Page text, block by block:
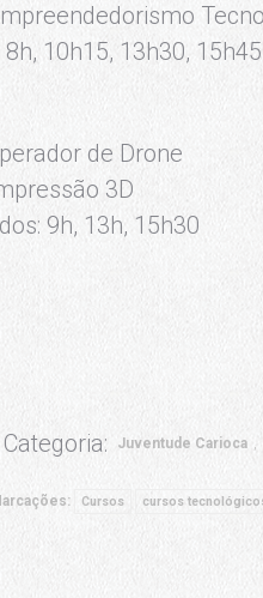
10h15, 13h30,
de Drone
3D
9h, 13h, 15h30
Categoria: Juventude Carioca
Cursos cursos